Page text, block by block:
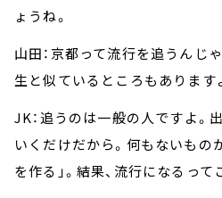
ょうね。
山田：京都って流行を追うんじ
生と似ているところもあります
JK：追うのは一般の人ですよ。
いくだけだから。何もないもの
を作る」。結果、流行になるって